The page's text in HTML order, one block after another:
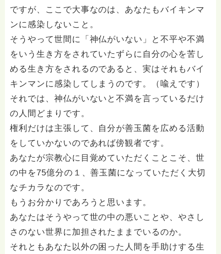
ですが、ここで大事なのは、あなたもバイキンマ
ンに感染しないこと。
そうやって世間に「神仏がいない」と不平や不満
をいう生き方をされていたずらに自分の心を苦し
める生き方をされるのであると、実はそれもバイ
キンマンに感染してしまうのです。（喩えです）
それでは、神仏がいないと不満を言っているだけ
の人間どまりです。
権利だけは主張して、自分が善玉菌を広める活動
をしていかないのであれば傍観者です。
あなたが宗教心に目覚めていただくことこそ、世
の中を75億分の１、善玉菌になっていただく大切
なチカラなのです。
もうお分かりであろうと思います。
あなたはそうやって世の中の悪いことや、やさし
さのない世界に加担されたままでいるのか。
それともあなた以外の困った人間を手助けする生